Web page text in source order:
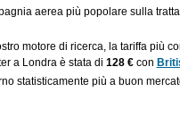
aerea più popolare sulla
motore di ricerca, la tariffa più
a Londra è stata di 128 €con
statisticamente più a buon